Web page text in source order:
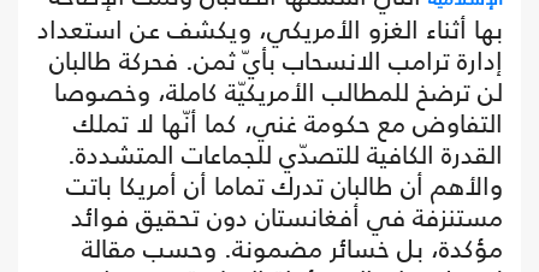
بها أثناء الغزو الأمريكي، ويكشف عن استعداد
إدارة ترامب الانسحاب بأيّ ثمن. فحركة طالبان
لن ترضخ للمطالب الأمريكيّة كاملة، وخصوصا
التفاوض مع حكومة غني، كما أنّها لا تملك
القدرة الكافية للتصدّي للجماعات المتشددة.
والأهم أن طالبان تدرك تماما أن أمريكا باتت
مستنزفة في أفغانستان دون تحقيق فوائد
مؤكدة، بل خسائر مضمونة. وحسب مقالة